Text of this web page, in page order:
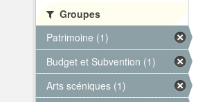
Groupes
Patrimoine (1)
Budget et Subvention (1)
Arts scéniques (1)